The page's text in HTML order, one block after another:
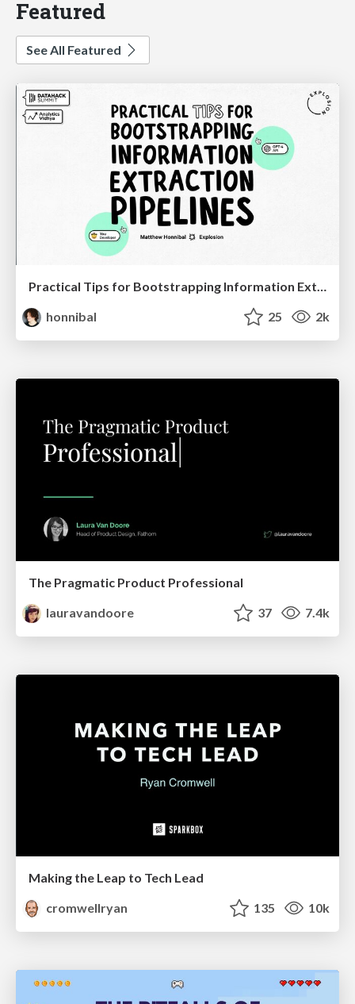
Featured
See All Featured
Practical Tips for Bootstrapping Information Extraction Pipelines
honnibal
25 2k
The Pragmatic Product Professional
lauravandoore
37 7.4k
Making the Leap to Tech Lead
cromwellryan
135 10k